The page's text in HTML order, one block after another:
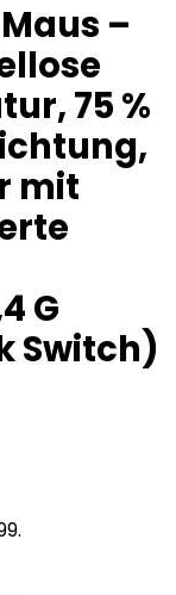
–
75 %
mit
G
Switch)